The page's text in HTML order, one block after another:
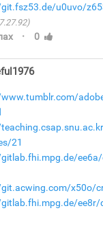
u0uvo/
· 0
21
x50o/